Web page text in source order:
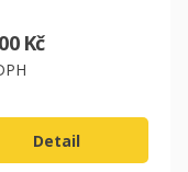
Kč
Detail